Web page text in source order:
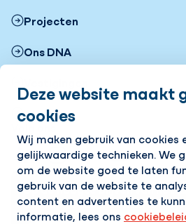
Deze website maakt
cookies
Wij maken gebruik van cookies
gelijkwaardige technieken. We
om de website goed te laten
gebruik van de website te
content en advertenties te
informatie, lees ons
Projecten
Ons DNA
Nieuws
Volg ons
LinkedInInstagramFacebookYouTubeFlickr
Op de hoogte blijven van het
Ontvang onze nieuwsbrief in